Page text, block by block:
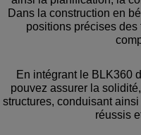
Dans la construction en
positions précises
En intégrant le BLK360
pouvez assurer la
structures, conduisant
réussis